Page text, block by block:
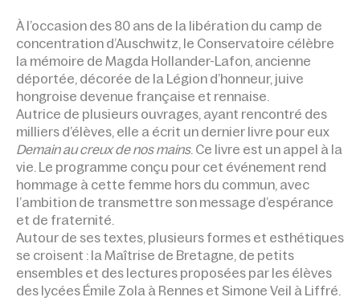
À l’occasion des 80 ans de la libération du camp de
concentration d’Auschwitz, le Conservatoire célèbre
la mémoire de Magda Hollander-Lafon, ancienne
déportée, décorée de la Légion d’honneur, juive
hongroise devenue française et rennaise.
Autrice de plusieurs ouvrages, ayant rencontré des
milliers d’élèves, elle a écrit un dernier livre pour eux
Demain au creux de nos mains. Ce livre est un appel à la
vie. Le programme conçu pour cet événement rend
hommage à cette femme hors du commun, avec
l’ambition de transmettre son message d’espérance
et de fraternité.
Autour de ses textes, plusieurs formes et esthétiques
se croisent : la Maîtrise de Bretagne, de petits
ensembles et des lectures proposées par les élèves
des lycées Émile Zola à Rennes et Simone Veil à Liffré.